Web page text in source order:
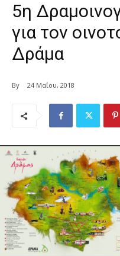
5η
για τον
Δράμα
By 24 Μαΐου, 2018